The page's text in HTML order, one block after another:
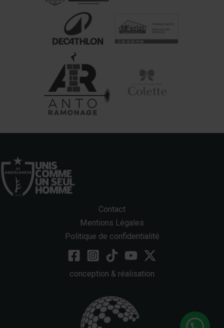
Contact
Mentions Légales
Politique de confidentialité
conception & réalisation